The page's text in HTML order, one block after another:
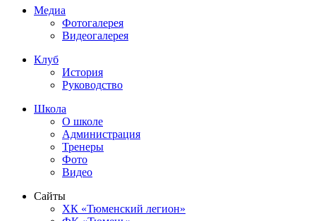
Медиа
Фотогалерея
Видеогалерея
Клуб
История
Руководство
Школа
О школе
Администрация
Тренеры
Фото
Видео
Сайты
ХК «Тюменский легион»